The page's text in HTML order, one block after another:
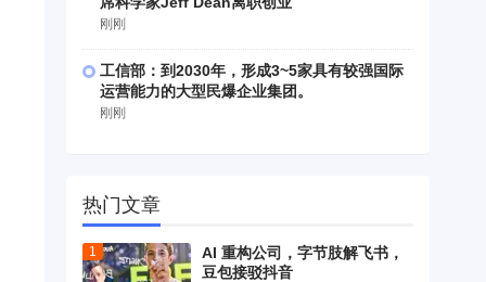
刚刚
工信部：到2030年，形成3~5家具有较强国际
运营能力的大型民爆企业集团。
刚刚
热门文章
AI 重构公司，字节肢解飞书，
豆包接驳抖音